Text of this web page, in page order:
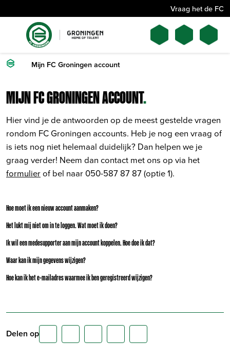
Vraag het de FC
Mijn FC Groningen account
MIJN FC GRONINGEN ACCOUNT.
Hier vind je de antwoorden op de meest gestelde vragen
rondom FC Groningen accounts. Heb je nog een vraag of
is iets nog niet helemaal duidelijk? Dan helpen we je
graag verder! Neem dan contact met ons op via het
formulierof bel naar 050-587 87 87 (optie 1).
Hoe moet ik een nieuw account aanmaken?
Het lukt mij niet om in te loggen. Wat moet ik doen?
Ik wil een medesupporter aan mijn account koppelen. Hoe doe ik dat?
Waar kan ik mijn gegevens wijzigen?
Hoe kan ik het e-mailadres waarmee ik ben geregistreerd wijzigen?
Delen op